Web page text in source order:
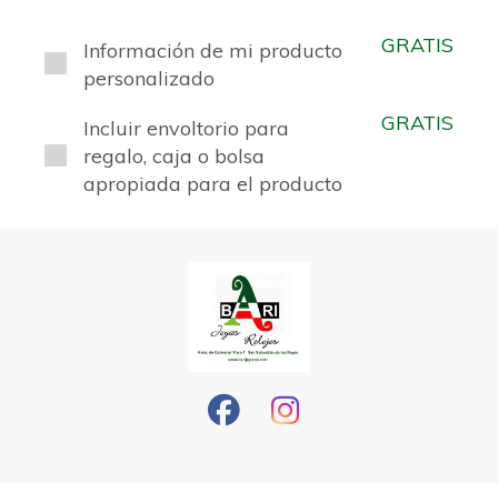
Información de mi producto
personalizado
GRATIS
Incluir envoltorio para
regalo, caja o bolsa
apropiada para el producto
GRATIS